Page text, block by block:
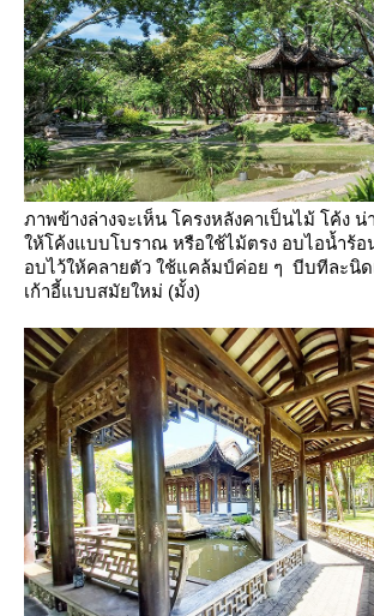
ภาพข้างล่างจะเห็น โครงหลังคาเป็นไม้ โค้ง
ห้โค้งแบบโบราณ หรือใช้ไม้ตรง อบไอน้ำร้อ
อบไว้ให้คลายตัว ใช้แคล้มป์ค่อย ๆ บีบทีละนิ
เก้าอี้แบบสมัยใหม่ (มั้ง)